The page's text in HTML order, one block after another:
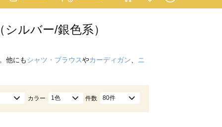
ルバー/銀色系）
他にもシャツ・ブラウスやカーディガン
ニ
カラー 1色 件数 80件